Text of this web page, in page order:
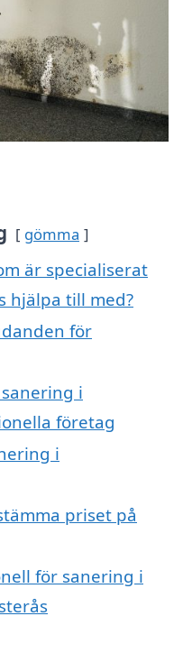
gömma
är specialiserat
hjälpa till med?
för
i
företag
i
priset på
för sanering i